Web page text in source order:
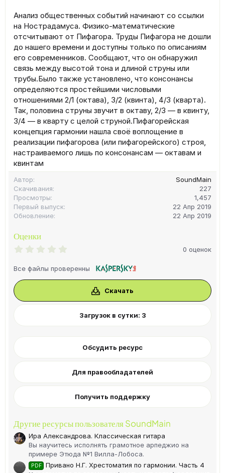
Анализ общественных событий начинают со ссылки
на Нострадамуса. Физико-математические
отсчитывают от Пифагора. Труды Пифагора не дошли
до нашего времени и доступны только по описаниям
его современников. Сообщают, что он обнаружил
связь между высотой тона и длиной струны или
трубы.Было также установлено, что консонансы
определяются простейшими числовыми
отношениями 2/1 (октава), 3/2 (квинта), 4/3 (кварта).
Так, половина струны звучит в октаву, 2/3 — в квинту,
3/4 — в кварту с целой струной.Пифагорейская
концепция гармонии нашла своё воплощение в
реализации пифагорова (или пифагорейского) строя,
настраиваемого лишь по консонансам — октавам и
квинтам
Автор
SoundMain
Скачивания
227
Просмотры
1,457
Первый выпуск
22 Апр 2019
Обновление
22 Апр 2019
Оценки
0
з
з
0 оценок
Все файлы проверенны
Скачать
Загрузок в сутки: 3
Обсудить ресурс
Для правообладателей
Получить поддержку
Другие ресурсы пользователя SoundMain
Ира Александрова. Классическая гитара
Вы научитесь исполнять грамотное арпеджио на
примере Этюда №1 Вилла-Лобоса.
PDF
Привано Н.Г. Хрестоматия по гармонии. Часть 4